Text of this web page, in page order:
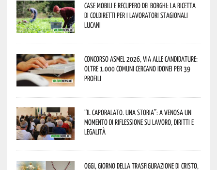
Case mobili e recupero dei borghi: la ricetta
di Coldiretti per i lavoratori stagionali
lucani
Concorso Asmel 2026, via alle candidature:
oltre 1.000 Comuni cercano idonei per 39
profili
“Il caporalato. Una storia”: a Venosa un
momento di riflessione su lavoro, diritti e
legalità
Oggi, giorno della Trasfigurazione di Cristo,